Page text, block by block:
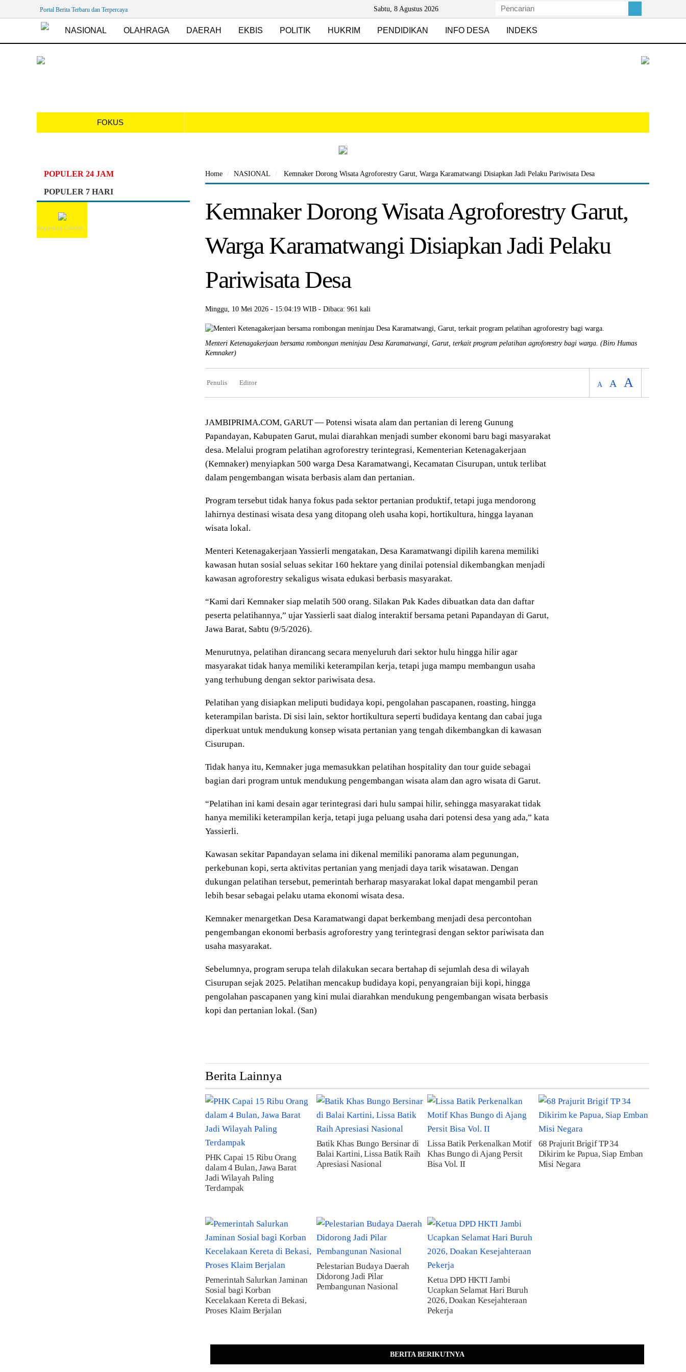
Portal Berita Terbaru dan Terpercaya Sabtu, 8 Agustus 2026
NASIONAL OLAHRAGA DAERAH EKBIS POLITIK HUKRIM PENDIDIKAN INFO DESA INDEKS
FOKUS
POPULER 24 JAM
POPULER 7 HARI
Requesting Content...
Home NASIONAL Kemnaker Dorong Wisata Agroforestry Garut, Warga Karamatwangi Disiapkan Jadi Pelaku Pariwisata Desa
Kemnaker Dorong Wisata Agroforestry Garut,
Warga Karamatwangi Disiapkan Jadi Pelaku
Pariwisata Desa
Minggu, 10 Mei 2026 - 15:04:19 WIB - Dibaca: 961 kali
Menteri Ketenagakerjaan bersama rombongan meninjau Desa Karamatwangi, Garut, terkait program pelatihan agroforestry bagi warga. (Biro Humas
Kemnaker)
Penulis Editor A A A
JAMBIPRIMA.COM, GARUT — Potensi wisata alam dan pertanian di lereng Gunung
Papandayan, Kabupaten Garut, mulai diarahkan menjadi sumber ekonomi baru bagi masyarakat
desa. Melalui program pelatihan agroforestry terintegrasi, Kementerian Ketenagakerjaan
(Kemnaker) menyiapkan 500 warga Desa Karamatwangi, Kecamatan Cisurupan, untuk terlibat
dalam pengembangan wisata berbasis alam dan pertanian.
Program tersebut tidak hanya fokus pada sektor pertanian produktif, tetapi juga mendorong
lahirnya destinasi wisata desa yang ditopang oleh usaha kopi, hortikultura, hingga layanan
wisata lokal.
Menteri KetenagakerjaanYassierli mengatakan, Desa Karamatwangi dipilih karena memiliki
kawasan hutan sosial seluas sekitar 160 hektare yang dinilai potensial dikembangkan menjadi
kawasan agroforestry sekaligus wisata edukasi berbasis masyarakat.
“Kami dari Kemnaker siap melatih 500 orang. Silakan Pak Kades dibuatkan data dan daftar
peserta pelatihannya,” ujar Yassierli saat dialog interaktif bersama petani Papandayan di Garut,
Jawa Barat, Sabtu (9/5/2026).
Menurutnya, pelatihan dirancang secara menyeluruh dari sektor hulu hingga hilir agar
masyarakat tidak hanya memiliki keterampilan kerja, tetapi juga mampu membangun usaha
yang terhubung dengan sektor pariwisata desa.
Pelatihan yang disiapkan meliputi budidaya kopi, pengolahan pascapanen, roasting, hingga
keterampilan barista. Di sisi lain, sektor hortikultura seperti budidaya kentang dan cabai juga
diperkuat untuk mendukung konsep wisata pertanian yang tengah dikembangkan di kawasan
Cisurupan.
Tidak hanya itu, Kemnaker juga memasukkan pelatihan hospitality dan tour guide sebagai
bagian dari program untuk mendukung pengembangan wisata alam dan agro wisata di Garut.
“Pelatihan ini kami desain agar terintegrasi dari hulu sampai hilir, sehingga masyarakat tidak
hanya memiliki keterampilan kerja, tetapi juga peluang usaha dari potensi desa yang ada,” kata
Yassierli.
Kawasan sekitar Papandayan selama ini dikenal memiliki panorama alam pegunungan,
perkebunan kopi, serta aktivitas pertanian yang menjadi daya tarik wisatawan. Dengan
dukungan pelatihan tersebut, pemerintah berharap masyarakat lokal dapat mengambil peran
lebih besar sebagai pelaku utama ekonomi wisata desa.
Kemnaker menargetkan Desa Karamatwangi dapat berkembang menjadi desa percontohan
pengembangan ekonomi berbasis agroforestry yang terintegrasi dengan sektor pariwisata dan
usaha masyarakat.
Sebelumnya, program serupa telah dilakukan secara bertahap di sejumlah desa di wilayah
Cisurupan sejak 2025. Pelatihan mencakup budidaya kopi, penyangraian biji kopi, hingga
pengolahan pascapanen yang kini mulai diarahkan mendukung pengembangan wisata berbasis
kopi dan pertanian lokal. (San)
Berita Lainnya
PHK Capai 15 Ribu Orang
dalam 4 Bulan, Jawa Barat
Jadi Wilayah Paling
Terdampak
Batik Khas Bungo Bersinar di
Balai Kartini, Lissa Batik Raih
Apresiasi Nasional
Lissa Batik Perkenalkan Motif
Khas Bungo di Ajang Persit
Bisa Vol. II
68 Prajurit Brigif TP 34
Dikirim ke Papua, Siap Emban
Misi Negara
Pemerintah Salurkan Jaminan
Sosial bagi Korban
Kecelakaan Kereta di Bekasi,
Proses Klaim Berjalan
Pelestarian Budaya Daerah
Didorong Jadi Pilar
Pembangunan Nasional
Ketua DPD HKTI Jambi
Ucapkan Selamat Hari Buruh
2026, Doakan Kesejahteraan
Pekerja
BERITA BERIKUTNYA